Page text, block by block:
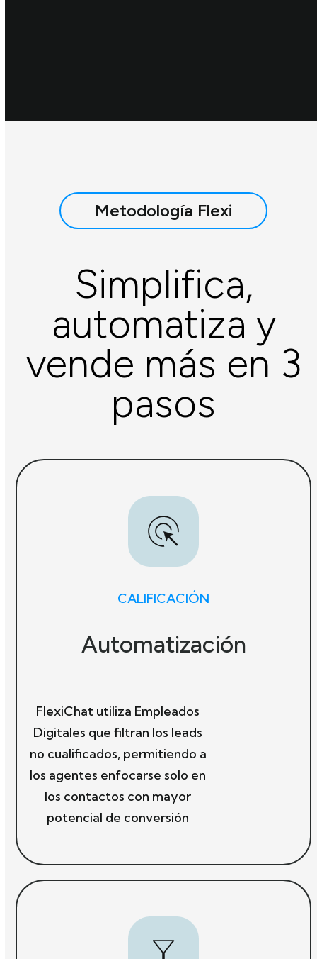
Metodología Flexi
Simplifica,
automatiza y
vende más en 3
pasos
CALIFICACIÓN
Automatización
FlexiChat utiliza Empleados
Digitales que filtran los leads
no cualificados, permitiendo a
los agentes enfocarse solo en
los contactos con mayor
potencial de conversión